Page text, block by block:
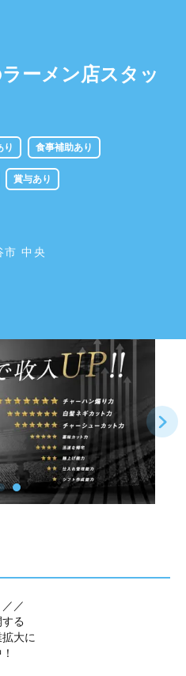
ーメン店スタッ
り 食事補助あり
賞与あり
市 中央
／
る
大に